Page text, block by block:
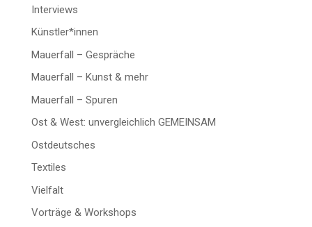
Interviews
Künstler*innen
Mauerfall – Gespräche
Mauerfall – Kunst & mehr
Mauerfall – Spuren
Ost & West: unvergleichlich GEMEINSAM
Ostdeutsches
Textiles
Vielfalt
Vorträge & Workshops